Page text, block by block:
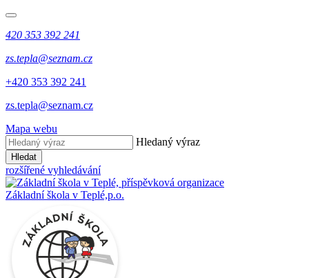
420 353 392 241
zs.tepla@seznam.cz
+420 353 392 241
zs.tepla@seznam.cz
Mapa webu
Hledaný výraz
Hledat
rozšířené vyhledávání
Základní škola v Teplé,p.o.